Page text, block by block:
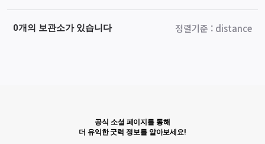
0개의 보관소가 있습니다 정렬기준 : distance
공식 소셜 페이지를 통해
더 유익한 굿럭 정보를 알아보세요!